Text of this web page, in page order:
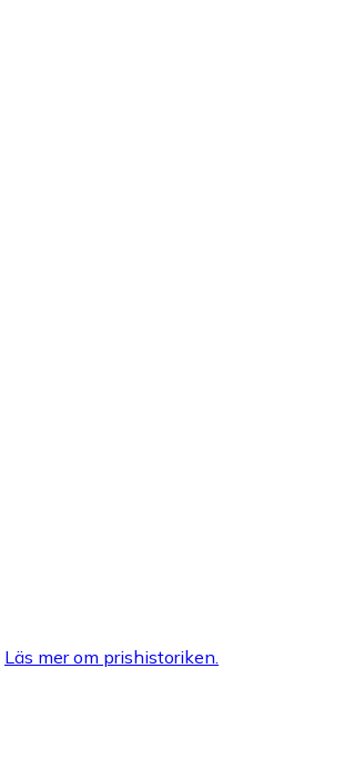
Läs mer om prishistoriken.